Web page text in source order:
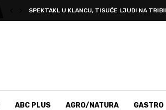
SPEKTAKL U KLANCU, TISUĆE LJUDI NA
ABC PLUS AGRO/NATURA GASTRO